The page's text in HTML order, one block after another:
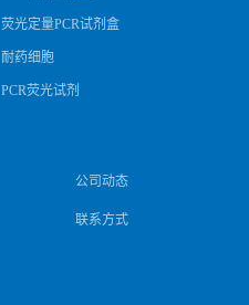
荧光定量PCR试剂盒
耐药细胞
PCR荧光试剂
公司动态
联系方式